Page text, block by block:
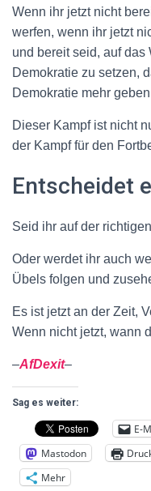
Wenn ihr jetzt nicht
werfen, wenn ihr jetzt
und bereit seid, auf
Demokratie zu setzen,
Demokratie mehr
Dieser Kampf ist nicht
der Kampf für den
Entscheidet
Seid ihr auf der
Oder werdet ihr auch
Übels folgen und
Es ist jetzt an der Zeit,
Wenn nicht jetzt, wann
–AfDexit–
Sag es weiter:
E-
Mastodon
Mehr